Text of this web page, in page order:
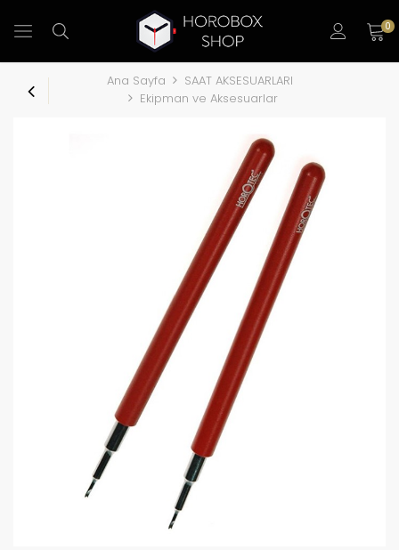
0
Ana Sayfa
SAAT AKSESUARLARI
Ekipman ve Aksesuarlar